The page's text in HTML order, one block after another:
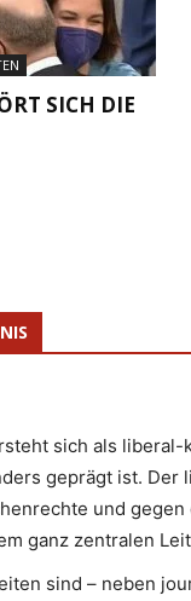
SICH DIE
sich als
geprägt ist.
und
ganz zentralen
sind – neben